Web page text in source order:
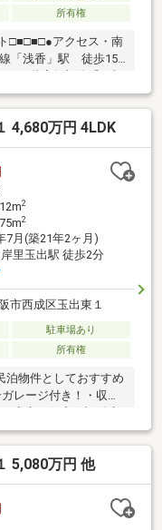
所有権
□■□■□●アクセス・南
「浅香」駅 徒歩15
●屋上にアンテナ設
ルーフバルコニーつ
イリーヤマザキ 徒
分・浅香山小学校 徒
4,680万円 4LDK
2
2
7月(築21年2ヶ月)
里玉出駅 徒歩2分
市西成区玉出東１
駐車場あり
所有権
物件としておすすめ
レージ付き！・収納
なお客様の「面倒だ
ず見たい」「他社でロ
見てみたい」「相談
」「無駄を省きた
5,080万円 他